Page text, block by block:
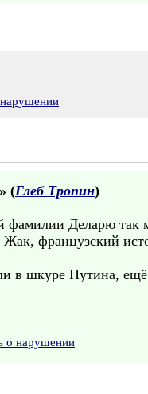
» (Глеб Тропин)
фамилии Деларю
французский
в шкуре Путина,
о нарушении